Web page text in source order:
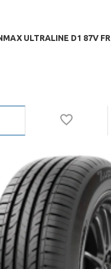
ULTRALINE D1 87V FR